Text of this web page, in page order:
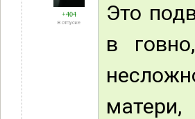
+404
В отпуске
Это
в